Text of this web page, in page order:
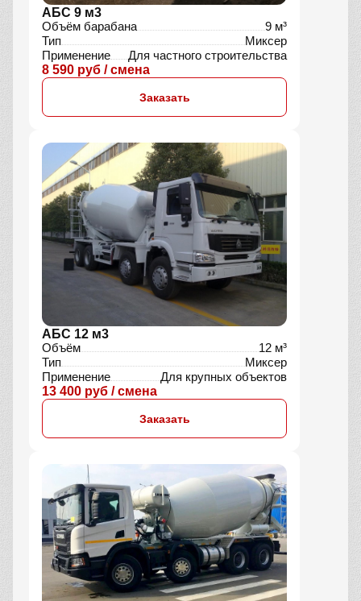
АБС 9 м3
Объём барабана
9 м³
Тип
Миксер
Применение
Для частного строительства
8 590 руб / смена
Заказать
АБС 12 м3
Объём
12 м³
Тип
Миксер
Применение
Для крупных объектов
13 400 руб / смена
Заказать